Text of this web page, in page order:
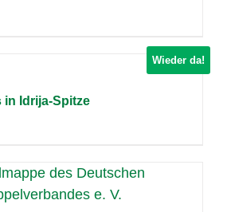
Wieder da!
Idrija-Spitze